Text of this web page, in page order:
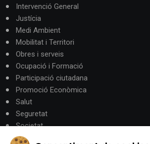
Intervenció General
Justícia
Medi Ambient
Mobilitat i Territori
Obres i serveis
Ocupació i Formació
Participació ciutadana
Promoció Econòmica
Salut
Seguretat
Societat
Turisme